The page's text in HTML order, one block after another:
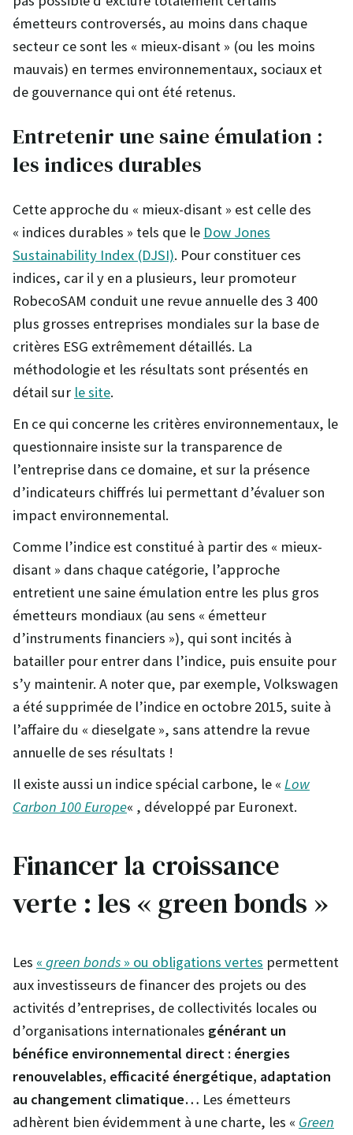
émetteurs controversés, au moins dans chaque
secteur ce sont les « mieux-disant » (ou les moins
mauvais) en termes environnementaux, sociaux et
de gouvernance qui ont été retenus.
Entretenir une saine émulation :
les indices durables
Cette approche du « mieux-disant » est celle des
« indices durables » tels que le Dow Jones
Sustainability Index (DJSI). Pour constituer ces
indices, car il y en a plusieurs, leur promoteur
RobecoSAM conduit une revue annuelle des 3 400
plus grosses entreprises mondiales sur la base de
critères ESG extrêmement détaillés. La
méthodologie et les résultats sont présentés en
détail sur le site.
En ce qui concerne les critères environnementaux, le
questionnaire insiste sur la transparence de
l’entreprise dans ce domaine, et sur la présence
d’indicateurs chiffrés lui permettant d’évaluer son
impact environnemental.
Comme l’indice est constitué à partir des « mieux-
disant » dans chaque catégorie, l’approche
entretient une saine émulation entre les plus gros
émetteurs mondiaux (au sens « émetteur
d’instruments financiers »), qui sont incités à
batailler pour entrer dans l’indice, puis ensuite pour
s’y maintenir. A noter que, par exemple, Volkswagen
a été supprimée de l’indice en octobre 2015, suite à
l’affaire du « dieselgate », sans attendre la revue
annuelle de ses résultats !
Il existe aussi un indice spécial carbone, le « Low
Carbon 100 Europe« , développé par Euronext.
Financer la croissance
verte : les « green bonds »
Les « green bonds » ou obligations vertes permettent
aux investisseurs de financer des projets ou des
activités d’entreprises, de collectivités locales ou
d’organisations internationales générant un
bénéfice environnemental direct : énergies
renouvelables, efficacité énergétique, adaptation
au changement climatique… Les émetteurs
adhèrent bien évidemment à une charte, les « Green